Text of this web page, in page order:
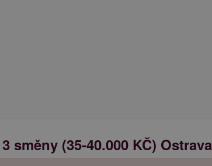
směny (35-40.000 KČ) Ostrava